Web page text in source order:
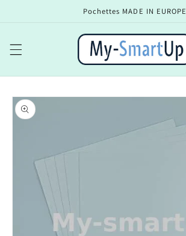
Pochettes MADE IN EUROPE
Passer aux
informations
produits